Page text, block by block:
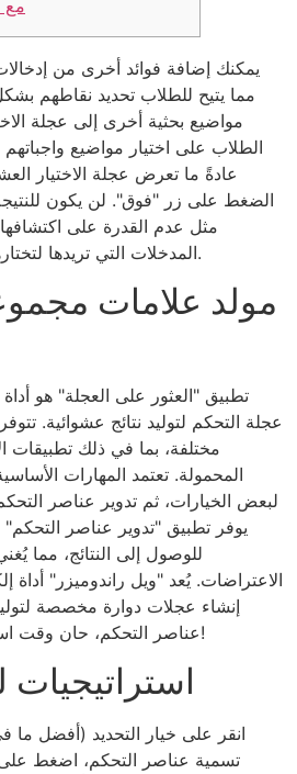
مع
يمكنك إضافة فوائد أخرى من
مما يتيح للطلاب تحديد نقاطهم
مواضيع بحثية أخرى إلى عجلة
الطلاب على اختيار مواضيع
عادةً ما تعرض عجلة الاختيار
الضغط على زر "فوق". لن يكون للنتيجة
مثل عدم القدرة على
المدخلات التي تريدها لتختارها عجلة الاختيار العشوائي.
مولد علامات
تطبيق "العثور على العجلة" هو
عجلة التحكم لتوليد نتائج عشوائية.
مختلفة، بما في ذلك تطبيقات
المحمولة. تعتمد المهارات
لبعض الخيارات، ثم تدوير عناصر
يوفر تطبيق "تدوير عناصر
للوصول إلى النتائج، مما
الاعتراضات. يُعد "ويل راندوميزر" أداة
إنشاء عجلات دوارة مخصصة
عناصر التحكم، حان وقت استخدامه والبدء في التدوير!
استراتيجيات
انقر على خيار التحديد (أفضل
تسمية عناصر التحكم، اضغط